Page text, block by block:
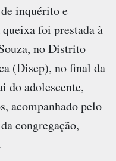
inquérito e
foi prestada à
no Distrito
(Disep), no final da
do adolescente,
acompanhado pelo
congregação,